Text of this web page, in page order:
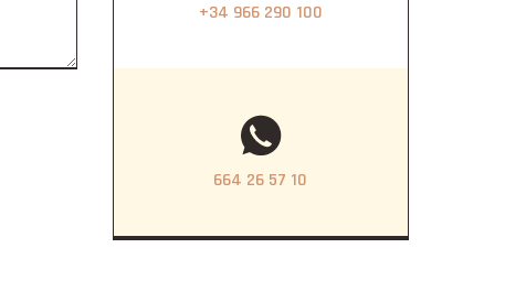
+34 966 290 100
664 26 57 10